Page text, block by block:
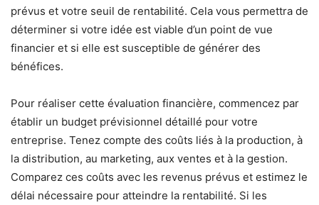
prévus et votre seuil de rentabilité. Cela vous permettra de
déterminer si votre idée est viable d’un point de vue
financier et si elle est susceptible de générer des
bénéfices.
Pour réaliser cette évaluation financière, commencez par
établir un budget prévisionnel détaillé pour votre
entreprise. Tenez compte des coûts liés à la production, à
la distribution, au marketing, aux ventes et à la gestion.
Comparez ces coûts avec les revenus prévus et estimez le
délai nécessaire pour atteindre la rentabilité. Si les